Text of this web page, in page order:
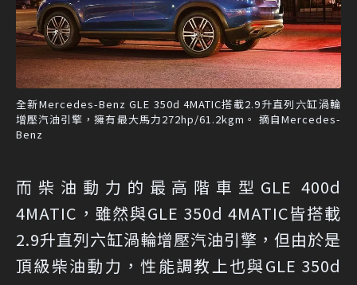
全新Mercedes-Benz GLE 350d 4MATIC搭載2.9升直列六缸渦輪
增壓汽油引擎，擁有最大馬力272hp/61.2kgm。 摘自Mercedes-
Benz
而柴油動力的最高階車型GLE 400d
4MATIC，雖然與GLE 350d 4MATIC皆搭載
2.9升直列六缸渦輪增壓汽油引擎，但由於是
頂級柴油動力，性能調教上也與GLE 350d